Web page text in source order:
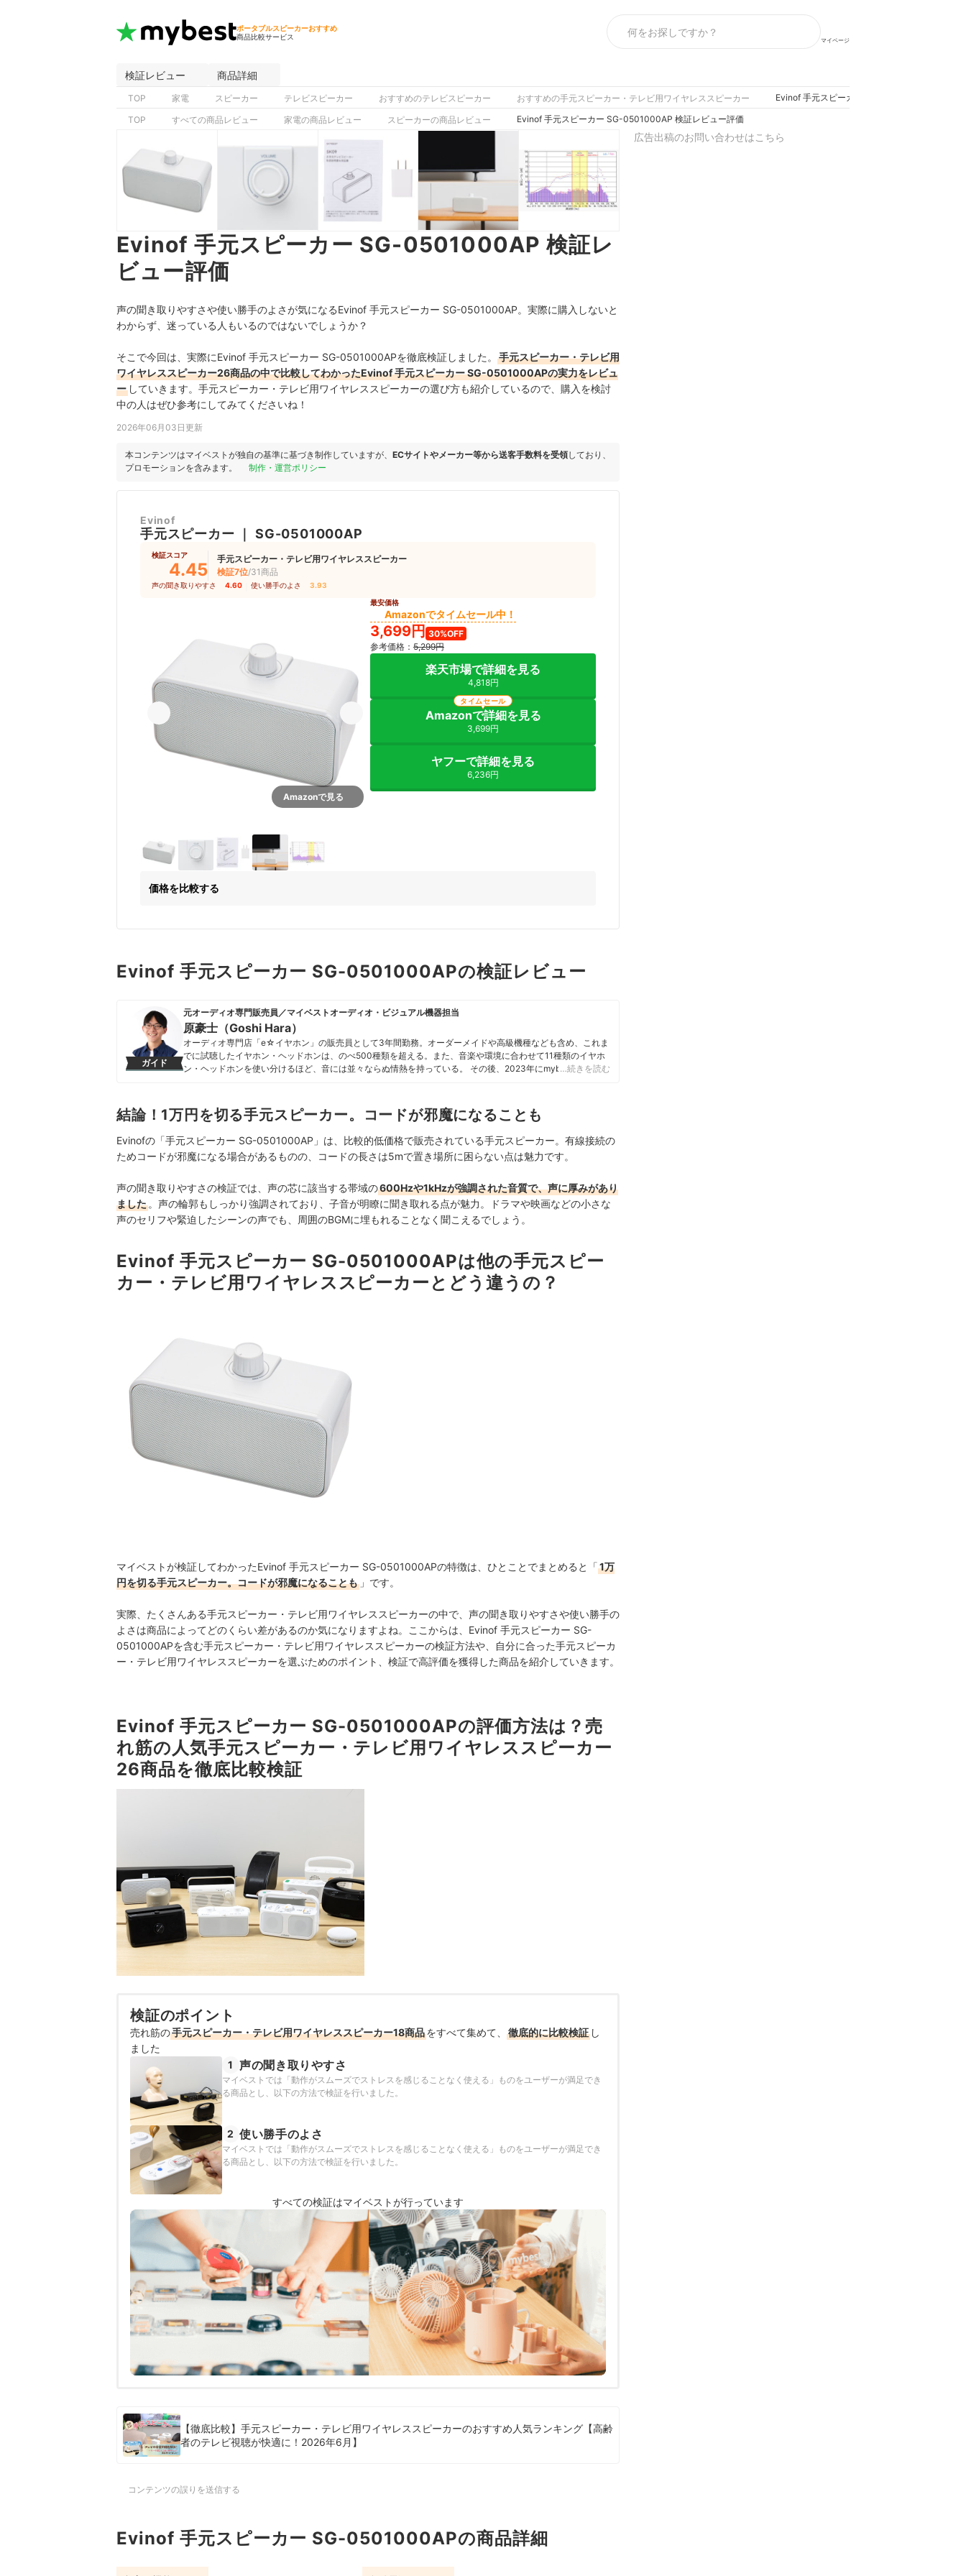
ポータブルスピーカーおすすめ
商品比較サービス
マイページ
検証レビュー 商品詳細
TOP 家電 スピーカー テレビスピーカー おすすめのテレビスピーカー おすすめの手元スピーカー・テレビ用ワイヤレススピーカー Evinof 手元スピーカー SG-0501000AP 検証レ
TOP すべての商品レビュー 家電の商品レビュー スピーカーの商品レビュー Evinof 手元スピーカー SG-0501000AP 検証レビュー評価
Evinof 手元スピーカー SG-0501000AP 検証レ
ビュー評価
声の聞き取りやすさや使い勝手のよさが気になるEvinof 手元スピーカー SG-0501000AP。実際に購入しないと
わからず、迷っている人もいるのではないでしょうか？
そこで今回は、実際にEvinof 手元スピーカー SG-0501000APを徹底検証しました。
手元スピーカー・テレビ用
ワイヤレススピーカー26商品の中で比較してわかったEvinof 手元スピーカー SG-0501000APの実力をレビュ
ー していきます。手元スピーカー・テレビ用ワイヤレススピーカーの選び方も紹介しているので、購入を検討
中の人はぜひ参考にしてみてくださいね！
2026年06月03日更新
本コンテンツはマイベストが独自の基準に基づき制作していますが、 ECサイトやメーカー等から送客手数料を受領しており、
プロモーションを含みます。
制作・運営ポリシー
Evinof
手元スピーカー ｜SG-0501000AP
検証スコア
4.45
手元スピーカー・テレビ用ワイヤレススピーカー
検証7位/31商品
声の聞き取りやすさ 4.60 使い勝手のよさ 3.93
Amazonで見る
最安価格
Amazonでタイムセール中！
3,699円 30%OFF
参考価格： 5,299円
楽天市場で詳細を見る
4,818円
Amazonで詳細を見る
3,699円
タイムセール
ヤフーで詳細を見る
6,236円
価格を比較する
Evinof 手元スピーカー SG-0501000APの検証レビュー
ガイド
元オーディオ専門販売員／マイベストオーディオ・ビジュアル機器担当
原豪士（Goshi Hara）
オーディオ専門店「e☆イヤホン」の販売員として3年間勤務。オーダーメイドや高級機種なども含め、これま
でに試聴したイヤホン・ヘッドホンは、のべ500種類を超える。また、音楽や環境に合わせて11種類のイヤホ
ン・ヘッドホンを使い分けるほど、音には並々ならぬ情熱を持っている。 その後、2023年にmybestへ入社
原豪士（Goshi Hara）のプロフィール
…続きを読む
結論！1万円を切る手元スピーカー。コードが邪魔になることも
Evinofの「手元スピーカー SG-0501000AP」は、比較的低価格で販売されている手元スピーカー。有線接続の
ためコードが邪魔になる場合があるものの、コードの長さは5mで置き場所に困らない点は魅力です。
声の聞き取りやすさの検証では、声の芯に該当する帯域の600Hzや1kHzが強調された音質で、声に厚みがあり
ました 。声の輪郭もしっかり強調されており、子音が明瞭に聞き取れる点が魅力。ドラマや映画などの小さな
声のセリフや緊迫したシーンの声でも、周囲のBGMに埋もれることなく聞こえるでしょう。
Evinof 手元スピーカー SG-0501000APは他の手元スピー
カー・テレビ用ワイヤレススピーカーとどう違うの？
マイベストが検証してわかったEvinof 手元スピーカー SG-0501000APの特徴は、ひとことでまとめると「1万
円を切る手元スピーカー。コードが邪魔になることも 」です。
実際、たくさんある手元スピーカー・テレビ用ワイヤレススピーカーの中で、声の聞き取りやすさや使い勝手の
よさは商品によってどのくらい差があるのか気になりますよね。ここからは、Evinof 手元スピーカー SG-
0501000APを含む手元スピーカー・テレビ用ワイヤレススピーカーの検証方法や、自分に合った手元スピーカ
ー・テレビ用ワイヤレススピーカーを選ぶためのポイント、検証で高評価を獲得した商品を紹介していきます。
Evinof 手元スピーカー SG-0501000APの評価方法は？売
れ筋の人気手元スピーカー・テレビ用ワイヤレススピーカー
26商品を徹底比較検証
検証のポイント
売れ筋の手元スピーカー・テレビ用ワイヤレススピーカー18商品をすべて集めて、 徹底的に比較検証 し
ました
1 声の聞き取りやすさ
マイベストでは「動作がスムーズでストレスを感じることなく使える」ものをユーザーが満足でき
る商品とし、以下の方法で検証を行いました。
2 使い勝手のよさ
マイベストでは「動作がスムーズでストレスを感じることなく使える」ものをユーザーが満足でき
る商品とし、以下の方法で検証を行いました。
すべての検証はマイベストが行っています
【徹底比較】手元スピーカー・テレビ用ワイヤレススピーカーのおすすめ人気ランキング【高齢
者のテレビ視聴が快適に！2026年6月】
コンテンツの誤りを送信する
Evinof 手元スピーカー SG-0501000APの商品詳細
広告出稿のお問い合わせはこちら